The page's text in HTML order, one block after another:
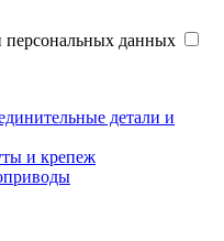
персональных данных
детали и
и крепеж